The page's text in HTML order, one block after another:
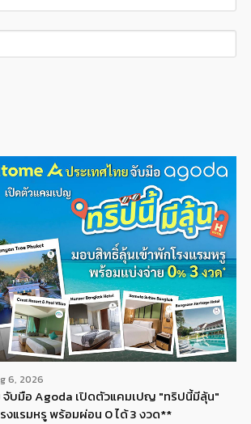
6, 2026
จับมือ Agoda เปิดตัวแคมเปญ "ทริปนี้มีลุ้น"
งแรมหรู พร้อมผ่อน 0 ได้ 3 งวด**